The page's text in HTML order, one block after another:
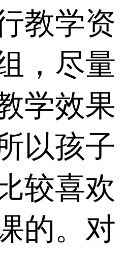
教学资
，尽量
学效果
以孩子
较喜欢
的。对